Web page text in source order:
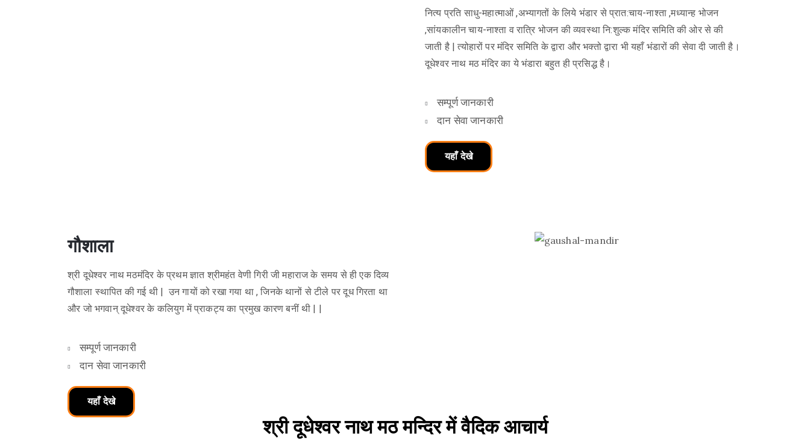
नित्य प्रति साधु-महात्माओं ,अभ्यागतों के लिये भंडार से प्रात:चाय-नाश्ता ,मध्यान्ह भोजन
,सांयकालीन चाय-नाश्ता व रात्रि भोजन की व्यवस्था नि:शुल्क मंदिर समिति की ओर से की
जाती है | त्योहारों पर मंदिर समिति के द्वारा और भक्तो द्वारा भी यहाँ भंडारों की सेवा दी जाती है।
दूधेश्वर नाथ मठ मंदिर का ये भंडारा बहुत ही प्रसिद्ध है।
सम्पूर्ण जानकारी
दान सेवा जानकारी
यहाँ देखे
गौशाला
श्री दूधेश्वर नाथ मठमंदिर के प्रथम ज्ञात श्रीमहंत वेणी गिरी जी महाराज के समय से ही एक दिव्य
गौशाला स्थापित की गई थी | उन गायों को रखा गया था , जिनके थानों से टीले पर दूध गिरता था
और जो भगवान् दूधेश्वर के कलियुग में प्राकट्य का प्रमुख कारण बनीं थी | |
सम्पूर्ण जानकारी
दान सेवा जानकारी
यहाँ देखे
श्री दूधेश्वर नाथ मठ मन्दिर में वैदिक आचार्य